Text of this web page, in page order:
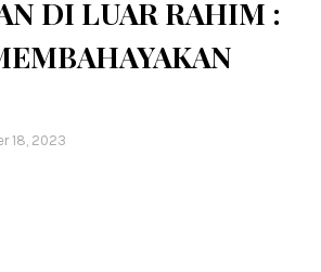
DI LUAR RAHIM :
18, 2023